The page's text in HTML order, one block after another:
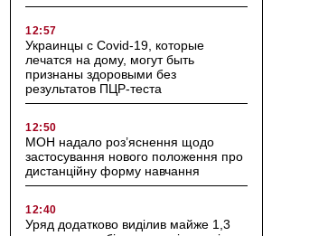
12:57
Украинцы с Covid-19, которые
лечатся на дому, могут быть
признаны здоровыми без
результатов ПЦР-теста
12:50
МОН надало роз’яснення щодо
застосування нового положення про
дистанційну форму навчання
12:40
Уряд додатково виділив майже 1,3